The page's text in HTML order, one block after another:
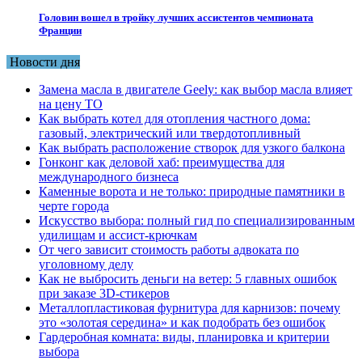
Головин вошел в тройку лучших ассистентов чемпионата
Франции
Новости дня
Замена масла в двигателе Geely: как выбор масла влияет
на цену ТО
Как выбрать котел для отопления частного дома:
газовый, электрический или твердотопливный
Как выбрать расположение створок для узкого балкона
Гонконг как деловой хаб: преимущества для
международного бизнеса
Каменные ворота и не только: природные памятники в
черте города
Искусство выбора: полный гид по специализированным
удилищам и ассист-крючкам
От чего зависит стоимость работы адвоката по
уголовному делу
Как не выбросить деньги на ветер: 5 главных ошибок
при заказе 3D-стикеров
Металлопластиковая фурнитура для карнизов: почему
это «золотая середина» и как подобрать без ошибок
Гардеробная комната: виды, планировка и критерии
выбора